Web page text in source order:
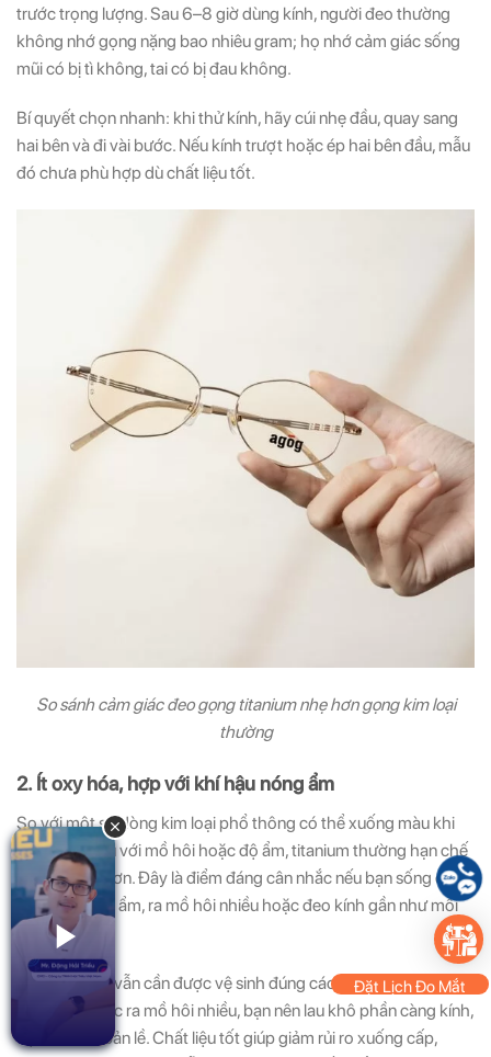
trước trọng lượng. Sau 6–8 giờ dùng kính, người đeo thường
không nhớ gọng nặng bao nhiêu gram; họ nhớ cảm giác sống
mũi có bị tì không, tai có bị đau không.
Bí quyết chọn nhanh: khi thử kính, hãy cúi nhẹ đầu, quay sang
hai bên và đi vài bước. Nếu kính trượt hoặc ép hai bên đầu, mẫu
đó chưa phù hợp dù chất liệu tốt.
So sánh cảm giác đeo gọng titanium nhẹ hơn gọng kim loại
thường
2. Ít oxy hóa, hợp với khí hậu nóng ẩm
So với một số dòng kim loại phổ thông có thể xuống màu khi
tiếp xúc nhiều với mồ hôi hoặc độ ẩm, titanium thường hạn chế
oxy hóa tốt hơn. Đây là điểm đáng cân nhắc nếu bạn sống ở
khu vực nóng ẩm, ra mồ hôi nhiều hoặc đeo kính gần như mỗi
ngày.
Dù vậy, gọng vẫn cần được vệ sinh đúng cách. Sau khi đi mưa,
tập luyện hoặc ra mồ hôi nhiều, bạn nên lau khô phần càng kính,
đệm mũi và bản lề. Chất liệu tốt giúp giảm rủi ro xuống cấp,
Đặt Lịch Đo Mắt